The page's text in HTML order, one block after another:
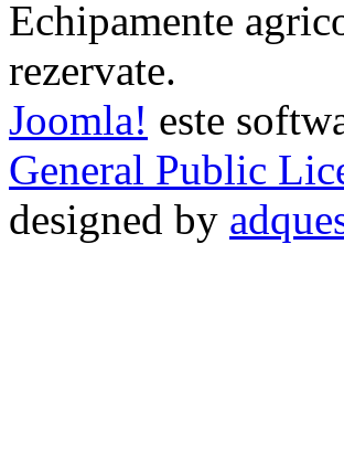
Echipamente
rezervate.
Joomla! este
General Public
designed by